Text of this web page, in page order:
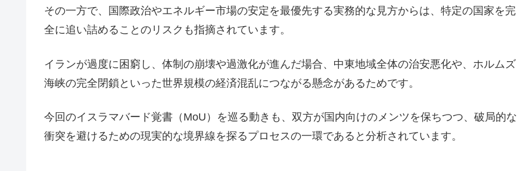
その一方で、国際政治やエネルギー市場の安定を最優先する実務的な見方からは、特定の国家を完
全に追い詰めることのリスクも指摘されています。
イランが過度に困窮し、体制の崩壊や過激化が進んだ場合、中東地域全体の治安悪化や、ホルムズ
海峡の完全閉鎖といった世界規模の経済混乱につながる懸念があるためです。
今回のイスラマバード覚書（MoU）を巡る動きも、双方が国内向けのメンツを保ちつつ、破局的な
衝突を避けるための現実的な境界線を探るプロセスの一環であると分析されています。